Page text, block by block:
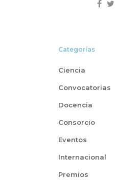
Categorías
Ciencia
Convocatorias
Docencia
Consorcio
Eventos
Internacional
Premios